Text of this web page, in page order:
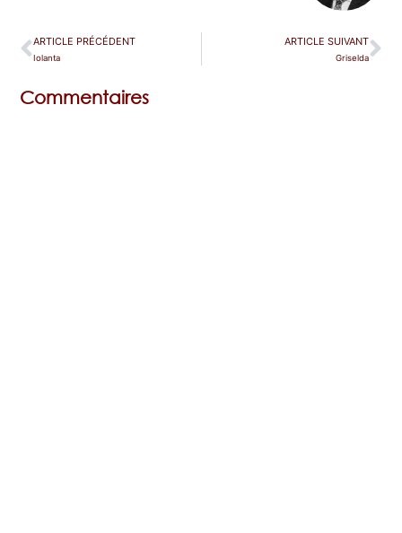
ARTICLE PRÉCÉDENT
Iolanta
ARTICLE SUIVANT
Griselda
Commentaires